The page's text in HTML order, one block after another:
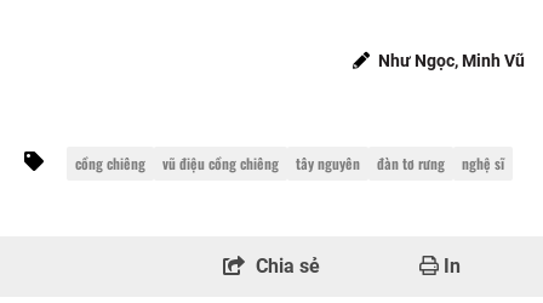
Như Ngọc, Minh Vũ
cồng chiêng vũ điệu cồng chiêng tây nguyên đàn tơ rưng nghệ sĩ
Chia sẻ In